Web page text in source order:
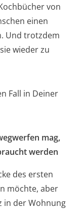
von
einen
Und trotzdem
wieder zu
Fall in Deiner
mag,
werden
des ersten
möchte, aber
in der Wohnung